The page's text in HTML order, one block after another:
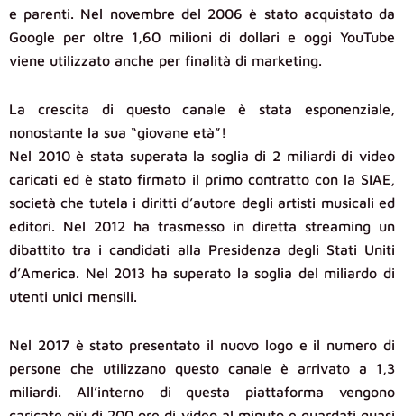
e parenti. Nel novembre del 2006 è stato acquistato da
Google per oltre 1,60 milioni di dollari e oggi YouTube
viene utilizzato anche per finalità di marketing.
La crescita di questo canale è stata esponenziale,
nonostante la sua “giovane età”!
Nel 2010 è stata superata la soglia di 2 miliardi di video
caricati ed è stato firmato il primo contratto con la SIAE,
società che tutela i diritti d’autore degli artisti musicali ed
editori. Nel 2012 ha trasmesso in diretta streaming un
dibattito tra i candidati alla Presidenza degli Stati Uniti
d’America. Nel 2013 ha superato la soglia del miliardo di
utenti unici mensili.
Nel 2017 è stato presentato il nuovo logo e il numero di
persone che utilizzano questo canale è arrivato a 1,3
miliardi. All’interno di questa piattaforma vengono